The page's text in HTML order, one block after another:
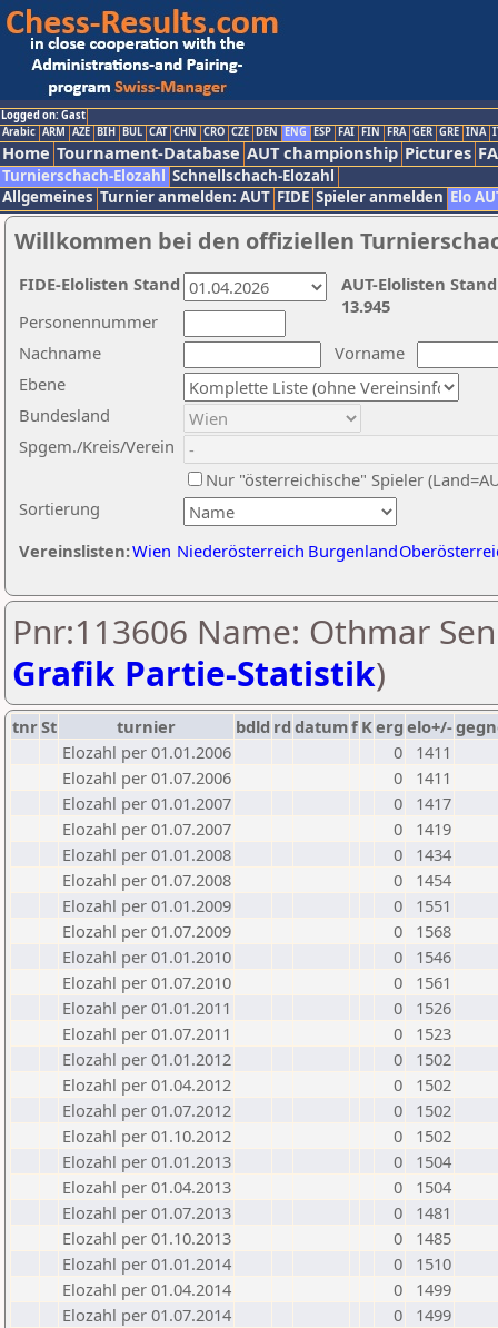
Logged on: Gast
Arabic ARM AZE BIH BUL CAT CHN CRO CZE DEN ENG ESP FAI FIN FRA GER GRE INA
Home Tournament-Database AUT championship Pictures
Turnierschach-Elozahl Schnellschach-Elozahl
Allgemeines Turnier anmelden: AUT FIDE Spieler anmelden Elo
Willkommen bei den offiziellen
Nachname
Vorname
Ebene
Sortierung
Personennummer
Bundesland
Spgem./Kreis/Verein
Nur "österreichische" Spieler
Vereinslisten:Wien Niederösterreich Burgenland
AUT-Elolisten
13.945
FIDE-Elolisten Stand
Pnr:113606 Name: Othmar
Grafik Partie-Statistik)
tnrSt turnier bdld rd datumf Kerg elo+/-
Elozahl per 01.01.2006
0
1411
Elozahl per 01.07.2006
0
1411
Elozahl per 01.01.2007
0
1417
Elozahl per 01.07.2007
0
1419
Elozahl per 01.01.2008
0
1434
Elozahl per 01.07.2008
0
1454
Elozahl per 01.01.2009
0
1551
Elozahl per 01.07.2009
0
1568
Elozahl per 01.01.2010
0
1546
Elozahl per 01.07.2010
0
1561
Elozahl per 01.01.2011
0
1526
Elozahl per 01.07.2011
0
1523
Elozahl per 01.01.2012
0
1502
Elozahl per 01.04.2012
0
1502
Elozahl per 01.07.2012
0
1502
Elozahl per 01.10.2012
0
1502
Elozahl per 01.01.2013
0
1504
Elozahl per 01.04.2013
0
1504
Elozahl per 01.07.2013
0
1481
Elozahl per 01.10.2013
0
1485
Elozahl per 01.01.2014
0
1510
Elozahl per 01.04.2014
0
1499
Elozahl per 01.07.2014
0
1499